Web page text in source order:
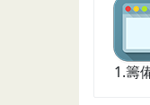
1.籌